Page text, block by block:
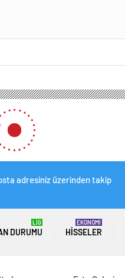
adresiniz üzerinden takip
DURUMU
LİG
HISSELER
EKONOMİ